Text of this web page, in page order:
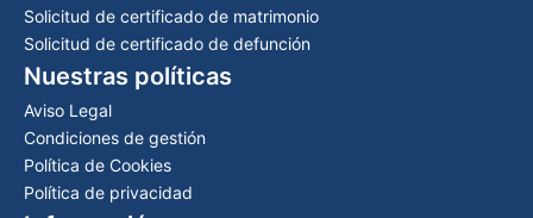
Solicitud de certificado de matrimonio
Solicitud de certificado de defunción
Nuestras políticas
Aviso Legal
Condiciones de gestión
Política de Cookies
Política de privacidad